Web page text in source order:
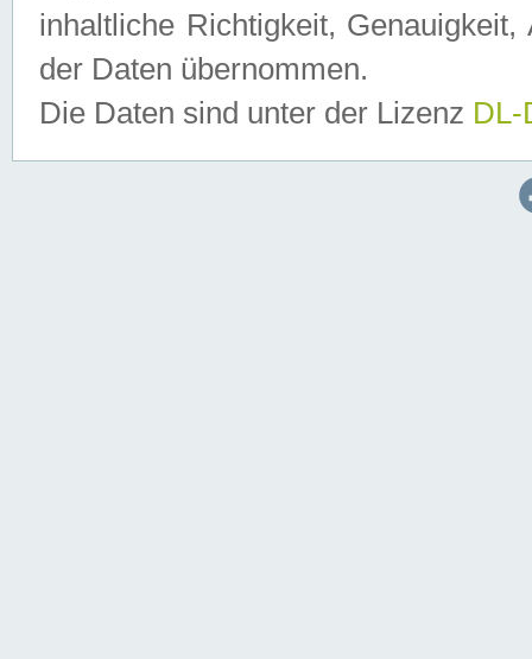
inhaltliche Richtigkeit,
der Daten übernommen.
Die Daten sind unter der Lizenz